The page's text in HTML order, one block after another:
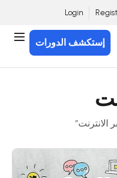
Login
إستكشف الدورات